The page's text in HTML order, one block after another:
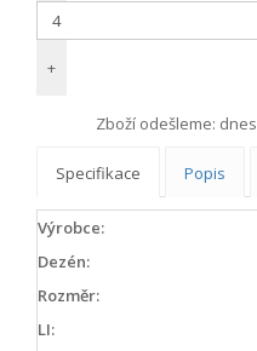
+
Zboží odešleme: dnes
Specifikace Popis
Výrobce:
Dezén:
Rozměr:
LI: